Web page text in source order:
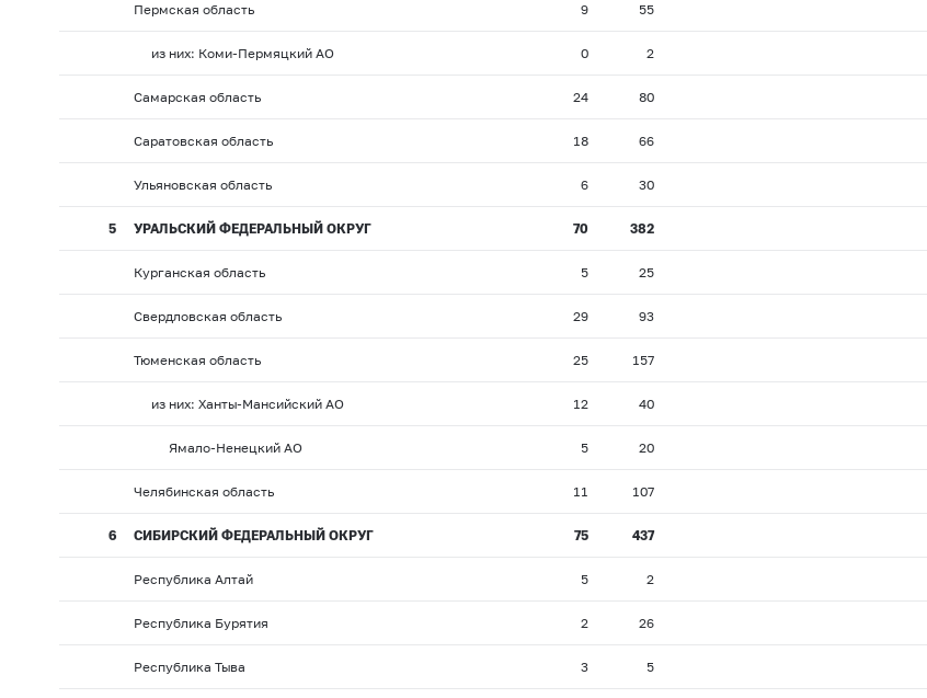
Пермская область 9 55
из них: Коми-Пермяцкий АО 0 2
Самарская область 24 80
Саратовская область 18 66
Ульяновская область 6 30
5 УРАЛЬСКИЙ ФЕДЕРАЛЬНЫЙ ОКРУГ 70 382
Курганская область 5 25
Свердловская область 29 93
Тюменская область 25 157
из них: Ханты-Мансийский АО 12 40
Ямало-Ненецкий АО 5 20
Челябинская область 11 107
6 СИБИРСКИЙ ФЕДЕРАЛЬНЫЙ ОКРУГ 75 437
Республика Алтай 5 2
Республика Бурятия 2 26
Республика Тыва 3 5